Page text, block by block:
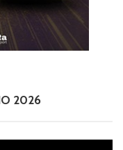
2026